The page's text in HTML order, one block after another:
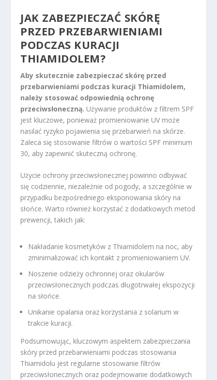
JAK ZABEZPIECZAĆ SKÓRĘ
PRZED PRZEBARWIENIAMI
PODCZAS KURACJI
THIAMIDOLEM?
Aby skutecznie zabezpieczać skórę przed
przebarwieniami podczas kuracji Thiamidolem,
należy stosować odpowiednią ochronę
przeciwsłoneczną. Używanie produktów z filtrem SPF
jest kluczowe, ponieważ promieniowanie UV może
nasilać ryzyko pojawienia się przebarwień na skórze.
Zaleca się stosowanie filtrów o wartości SPF minimum
30, aby zapewnić skuteczną ochronę.
Użycie ochrony przeciwsłonecznej powinno odbywać
się codziennie, niezależnie od pogody, a szczególnie w
przypadku bezpośredniego eksponowania skóry na
słońce. Warto również korzystać z dodatkowych metod
prewencji, takich jak:
Nakładanie kosmetyków z Thiamidolem na noc, aby
zminimalizować ich kontakt z promieniowaniem UV.
Noszenie odzieży ochronnej oraz okularów
przeciwsłonecznych podczas długotrwałej ekspozycji
na słońce.
Unikanie opalania oraz korzystania z solarium w
trakcie kuracji.
Podsumowując, kluczowym aspektem zabezpieczania
skóry przed przebarwieniami podczas stosowania
Thiamidolu jest regularne stosowanie filtrów
przeciwsłonecznych oraz podejmowanie dodatkowych